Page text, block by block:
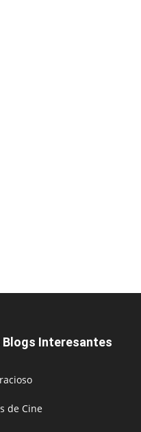
Interesantes
de Cine